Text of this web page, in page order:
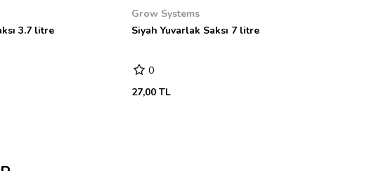
3.7 litre
Grow Systems
Siyah Yuvarlak Saksı 7 litre
0
27,00 TL